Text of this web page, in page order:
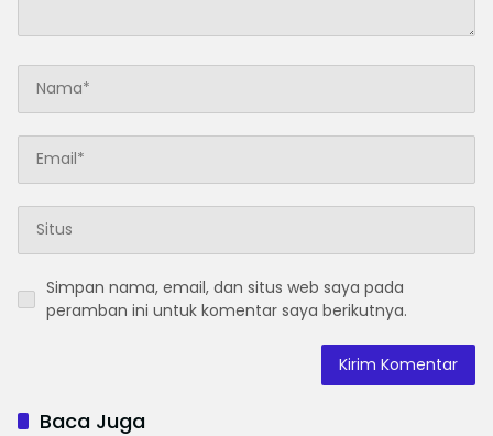
Simpan nama, email, dan situs web saya pada
peramban ini untuk komentar saya berikutnya.
Baca Juga